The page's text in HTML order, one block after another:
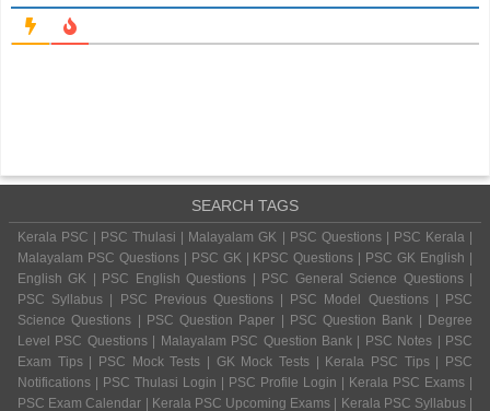
SEARCH TAGS
Kerala PSC | PSC Thulasi | Malayalam GK | PSC Questions | PSC Kerala |
Malayalam PSC Questions | PSC GK | KPSC Questions | PSC GK English |
English GK | PSC English Questions | PSC General Science Questions |
PSC Syllabus | PSC Previous Questions | PSC Model Questions | PSC
Science Questions | PSC Question Paper | PSC Question Bank | Degree
Level PSC Questions | Malayalam PSC Question Bank | PSC Notes | PSC
Exam Tips | PSC Mock Tests | GK Mock Tests | Kerala PSC Tips | PSC
Notifications | PSC Thulasi Login | PSC Profile Login | Kerala PSC Exams |
PSC Exam Calendar | Kerala PSC Upcoming Exams | Kerala PSC Syllabus |